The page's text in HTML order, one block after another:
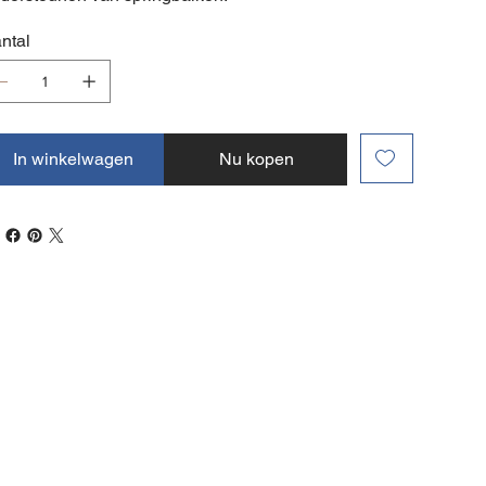
In winkelwagen Nu kopen